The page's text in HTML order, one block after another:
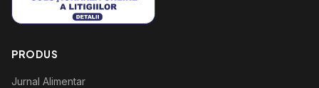
PRODUS
Jurnal Alimentar